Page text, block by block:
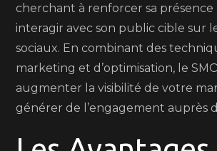
cherchant à renforcer sa présence
interagir avec son public cible sur
sociaux. En combinant des
marketing et d’optimisation, le
augmenter la visibilité de votre
générer de l’engagement auprès